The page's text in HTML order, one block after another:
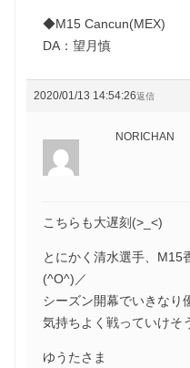
◆M15 Cancun(MEX)
DA：望月慎
2020/01/13 14:54:26返信
NORICHAN
こちらも大遅刻(>_<)
とにかく清水選手、M15
(^O^)／
シーズン開幕でいきな
気持ちよく戦っていけそ
ゆうたさま